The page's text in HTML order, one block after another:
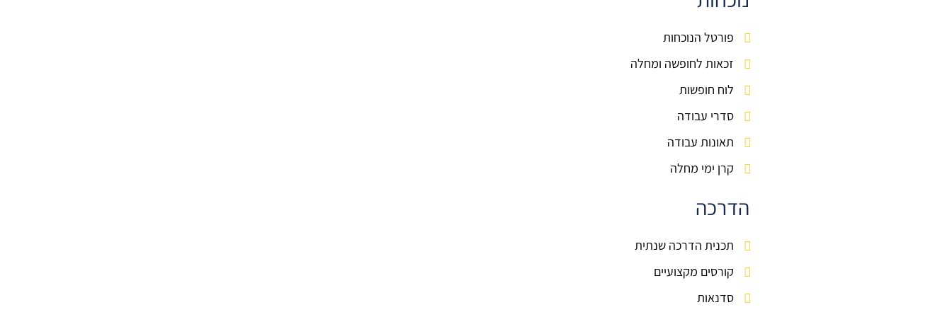
פורטל הנוכחות
זכאות לחופשה ומחלה
לוח חופשות
סדרי עבודה
תאונות עבודה
קרן ימי מחלה
הדרכה
תכנית הדרכה שנתית
קורסים מקצועיים
סדנאות